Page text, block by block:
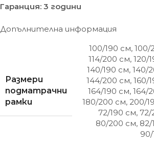
Гаранция: 3 години
Допълнителна информация
Размери
подматрачни
рамки
100/190 см, 100/
114/200 см, 120/
140/190 см, 140/
144/200 см, 160/
164/190 см, 164/
180/200 см, 200/
72/190 см, 72/
80/200 см, 82/